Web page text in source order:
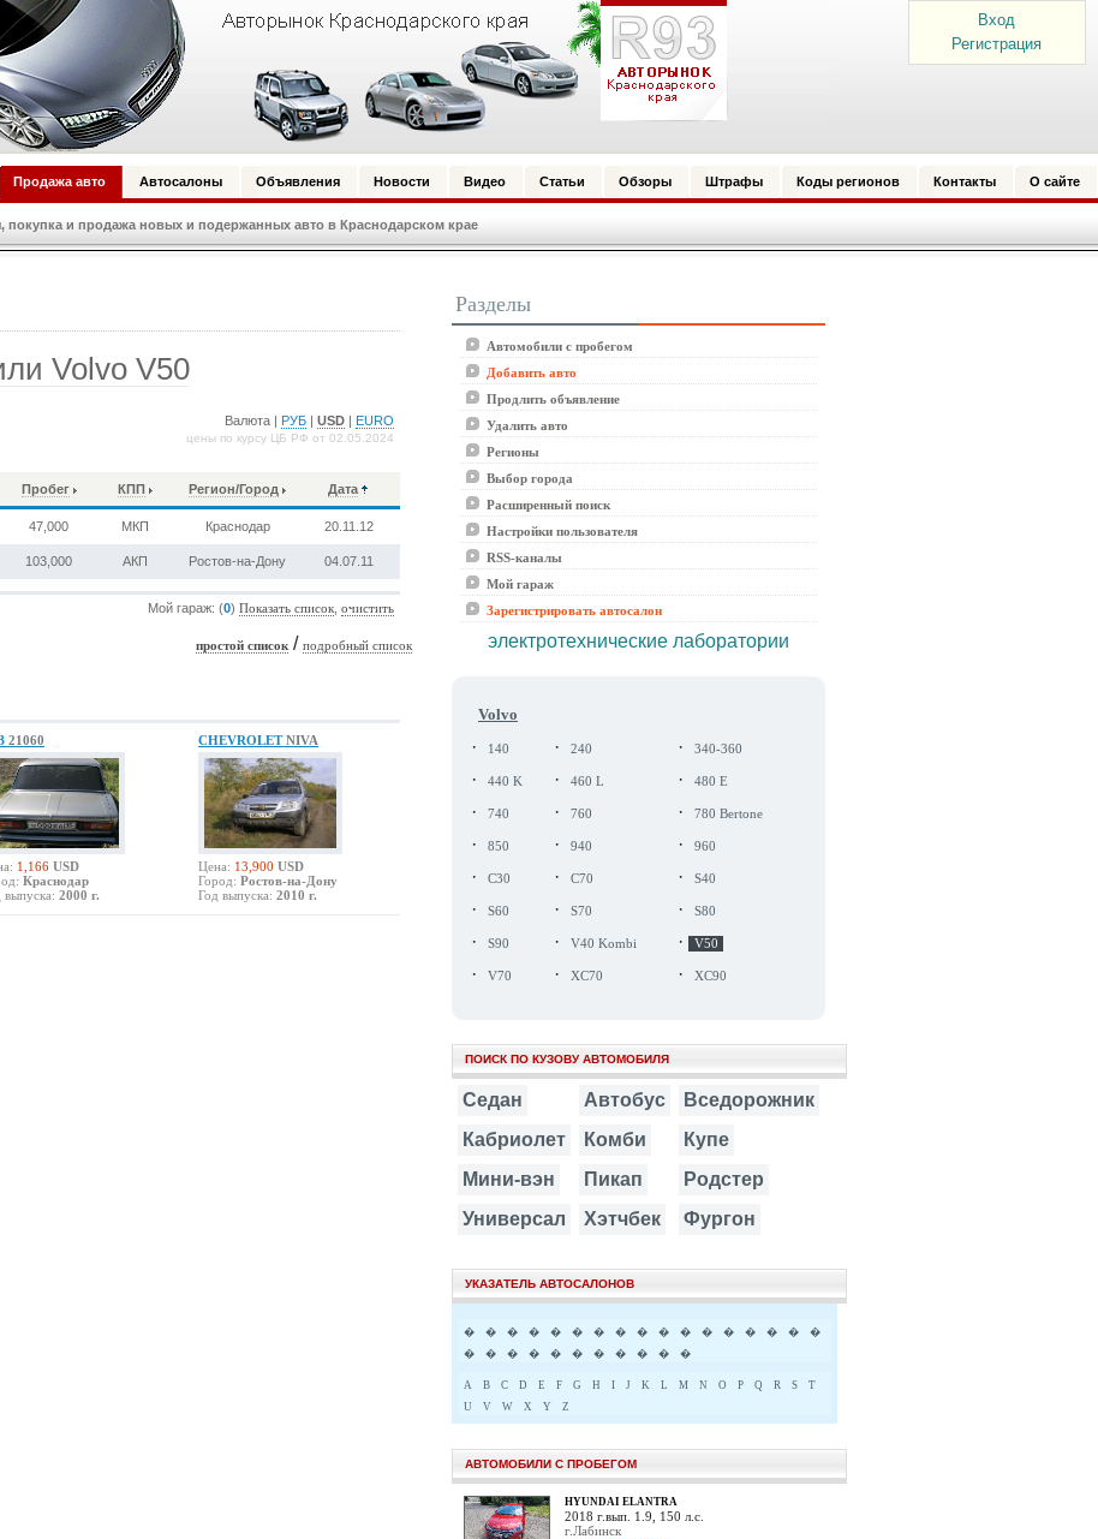
Вход
Регистрация
Продажа авто Автосалоны Объявления Новости Видео Статьи Обзоры Штрафы Коды регионов Контакты О сайте
и продажа новых и подержанных авто в Краснодарском крае
Volvo V50
Валюта | РУБ |USD EURO
цены по курсу ЦБ РФ от 02.05.2024
Пробег КПП Регион/Город Дата
47,000 МКП Краснодар 20.11.12
103,000 АКП Ростов-на-Дону 04.07.11
Мой гараж: (0)Показать список ,очистить
простой список /подробный список
21060
1,166 USD
Краснодар
выпуска: 2000 г.
CHEVROLETNIVA
Цена: 13,900 USD
Город: Ростов-на-Дону
Год выпуска: 2010 г.
Разделы
Автомобили с пробегом
Добавить авто
Продлить объявление
Удалить авто
Регионы
Выбор города
Расширенный поиск
Настройки пользователя
RSS-каналы
Мой гараж
Зарегистрировать автосалон
электротехнические лаборатории
Volvo
· 140 · 240 · 340-360
· 440 K · 460 L · 480 E
· 740 · 760 · 780 Bertone
· 850 · 940 · 960
· C30 · C70 · S40
· S60 · S70 · S80
· S90 · V40 Kombi · V50
· V70 · XC70 · XC90
ПОИСК ПО КУЗОВУ АВТОМОБИЛЯ
Седан Автобус
Вседорожник
Кабриолет
Комби
Купе
Мини-вэн
Пикап
Родстер
Универсал
Хэтчбек Фургон
УКАЗАТЕЛЬ АВТОСАЛОНОВ
� � � � � � � � � � � � � � � �
�
�
� � � � � � � � � �
A B C D E F G H I J K L M N O P Q R S
T
U
V W X Y Z
АВТОМОБИЛИ С ПРОБЕГОМ
HYUNDAI ELANTRA
2018 г.вып. 1.9, 150 л.с.
г.Лабинск